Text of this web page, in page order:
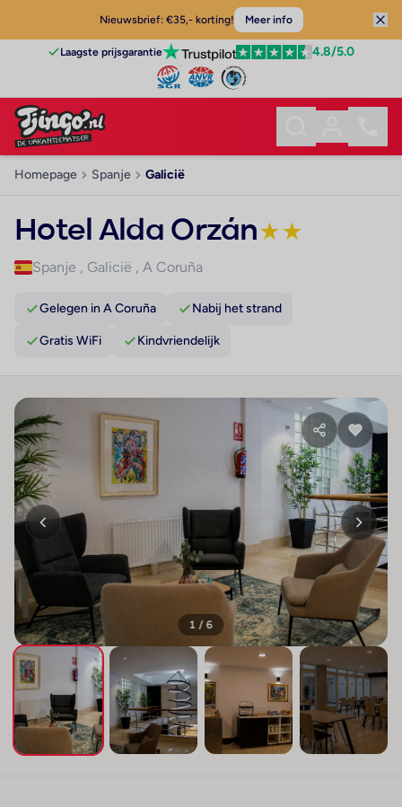
Nieuwsbrief: €35,- korting! Meer info
Laagste prijsgarantie 4.8/5.0
Homepage Spanje Galicië
Hotel Alda Orzán★★
Spanje , Galicië , A Coruña
Gelegen in A Coruña Nabij het strand
Gratis WiFi Kindvriendelijk
1 / 6